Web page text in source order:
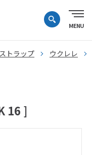
ストラップ ウクレレ
16 ]